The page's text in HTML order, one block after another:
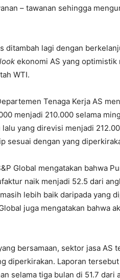
– tawanan sehingga
ditambah lagi dengan
ekonomi AS yang
WTI.
Tenaga Kerja AS
menjadi 210.000 selama
yang direvisi menjadi
sesuai dengan yang
Global mengatakan bahwa
naik menjadi 52.5 dari
lebih baik daripada yang
juga mengatakan bahwa
bersamaan, sektor jasa
diperkirakan. Laporan
selama tiga bulan di 51.7 dari